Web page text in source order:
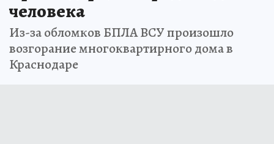
человека
Из-за обломков БПЛА ВСУ произошло
возгорание многоквартирного дома в
Краснодаре